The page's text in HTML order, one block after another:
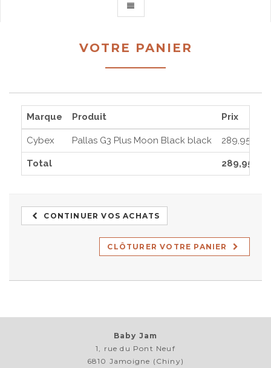
VOTRE PANIER
Marque Produit Prix
Cybex Pallas G3 Plus Moon Black black 289,95€
Total 289,95€
CONTINUER VOS ACHATS
CLÔTURER VOTRE PANIER
Baby Jam
1, rue du Pont Neuf
6810 Jamoigne (Chiny)